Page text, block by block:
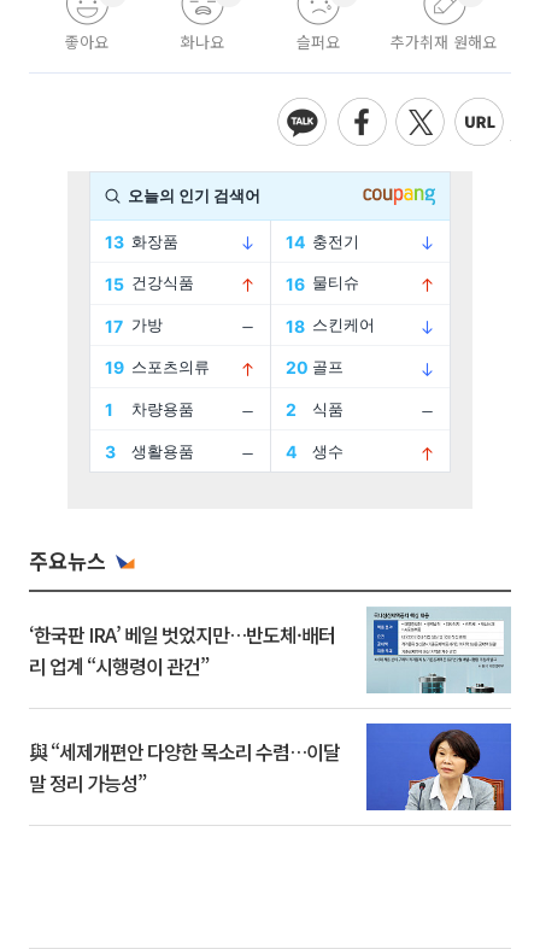
좋아요 화나요 슬퍼요 추가취재 원해요
주요뉴스
‘한국판 IRA’ 베일 벗었지만…반도체·배터
리 업계 “시행령이 관건”
與 “세제개편안 다양한 목소리 수렴…이달
말 정리 가능성”